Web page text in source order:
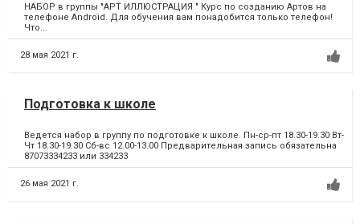
НАБОР в группы "АРТ ИЛЛЮСТРАЦИЯ " Курс по созданию Артов на
телефоне Android. Для обучения вам понадобится только телефон!
Что...
28 мая 2021 г.
Подготовка к школе
Ведется набор в группу по подготовке к школе. Пн-ср-пт 18.30-19.30 Вт-
Чт 18.30-19.30 Сб-вс 12.00-13.00 Предварительная запись обязательна
87073334233 или 334233
26 мая 2021 г.